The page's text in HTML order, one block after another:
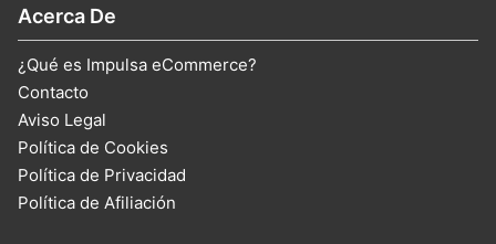
Acerca De
¿Qué es Impulsa eCommerce?
Contacto
Aviso Legal
Política de Cookies
Política de Privacidad
Política de Afiliación